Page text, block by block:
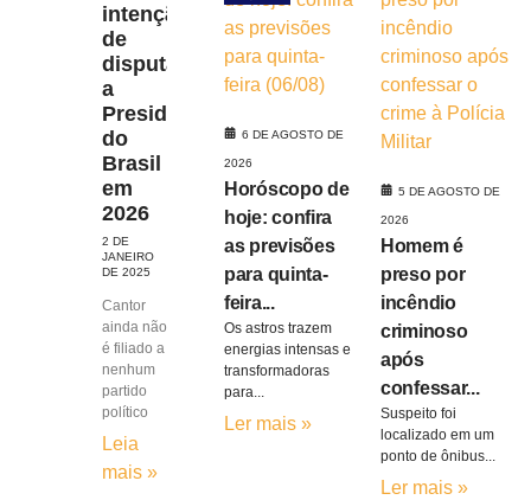
intenção
de
disputar
a
Presidência
do
Brasil
em
2026
2 DE
JANEIRO
DE 2025
Cantor
ainda não
é filiado a
nenhum
partido
político
Leia
mais »
6 DE AGOSTO DE
2026
Horóscopo de
hoje: confira
as previsões
para quinta-
feira...
Os astros trazem
energias intensas e
transformadoras
para...
Ler mais »
5 DE AGOSTO DE
2026
Homem é
preso por
incêndio
criminoso
após
confessar...
Suspeito foi
localizado em um
ponto de ônibus...
Ler mais »